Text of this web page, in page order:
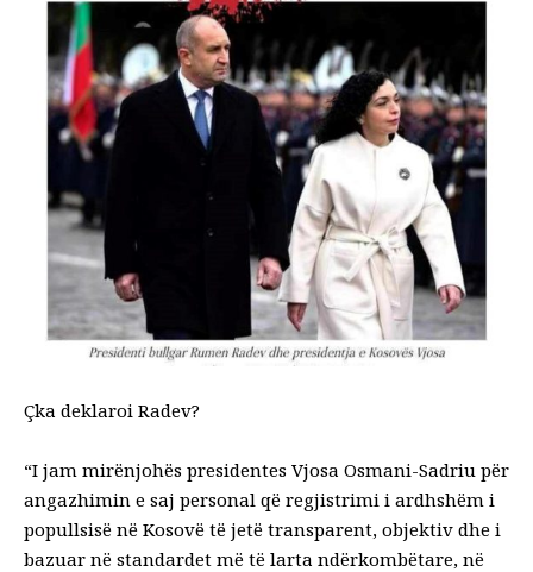
Çka deklaroi Radev?
“I jam mirënjohës presidentes Vjosa Osmani-Sadriu për
angazhimin e saj personal që regjistrimi i ardhshëm i
popullsisë në Kosovë të jetë transparent, objektiv dhe i
bazuar në standardet më të larta ndërkombëtare, në